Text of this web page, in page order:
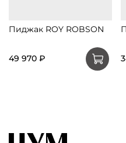
Пиджак ROY ROBSON
49 970 ₽